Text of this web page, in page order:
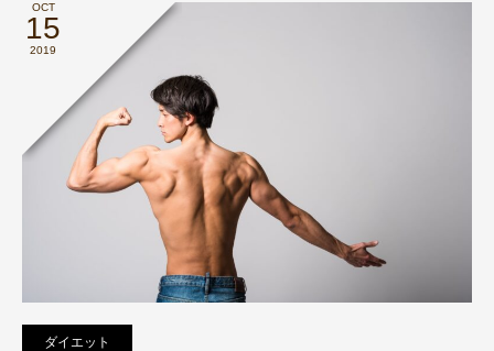
OCT
15
2019
ダイエット